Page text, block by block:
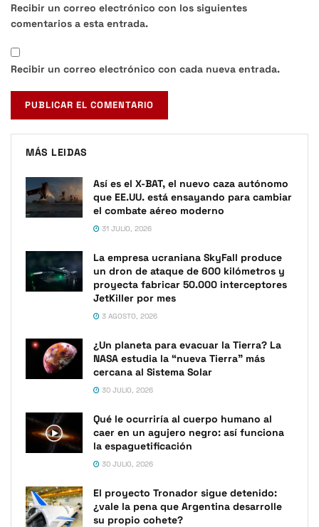
Recibir un correo electrónico con los siguientes
comentarios a esta entrada.
Recibir un correo electrónico con cada nueva entrada.
MÁS LEIDAS
Así es el X-BAT, el nuevo caza autónomo
que EE.UU. está ensayando para cambiar
el combate aéreo moderno
31 JULIO, 2026
La empresa ucraniana SkyFall produce
un dron de ataque de 600 kilómetros y
proyecta fabricar 50.000 interceptores
JetKiller por mes
3 AGOSTO, 2026
¿Un planeta para evacuar la Tierra? La
NASA estudia la “nueva Tierra” más
cercana al Sistema Solar
30 JULIO, 2026
Qué le ocurriría al cuerpo humano al
caer en un agujero negro: así funciona
la espaguetificación
30 JULIO, 2026
El proyecto Tronador sigue detenido:
¿vale la pena que Argentina desarrolle
su propio cohete?